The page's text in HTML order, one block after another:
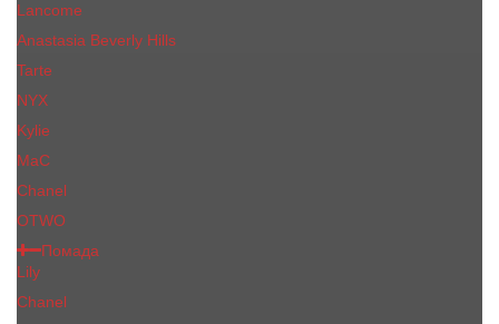
Lancome
Anastasia Beverly Hills
Tarte
NYX
Kylie
MaC
Сhanеl
OTWO
Помада
Lily
Chanel